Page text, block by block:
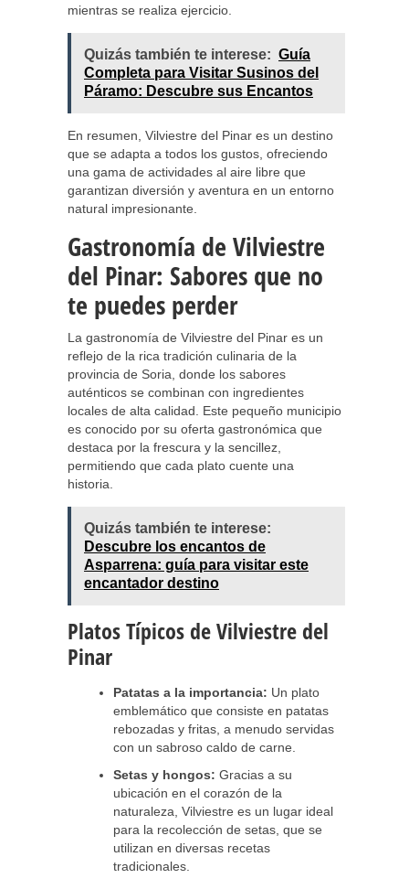
mientras se realiza ejercicio.
Quizás también te interese: Guía
Completa para Visitar Susinos del
Páramo: Descubre sus Encantos
En resumen, Vilviestre del Pinar es un destino
que se adapta a todos los gustos, ofreciendo
una gama de actividades al aire libre que
garantizan diversión y aventura en un entorno
natural impresionante.
Gastronomía de Vilviestre
del Pinar: Sabores que no
te puedes perder
La gastronomía de Vilviestre del Pinar es un
reflejo de la rica tradición culinaria de la
provincia de Soria, donde los sabores
auténticos se combinan con ingredientes
locales de alta calidad. Este pequeño municipio
es conocido por su oferta gastronómica que
destaca por la frescura y la sencillez,
permitiendo que cada plato cuente una
historia.
Quizás también te interese:
Descubre los encantos de
Asparrena: guía para visitar este
encantador destino
Platos Típicos de Vilviestre del
Pinar
Patatas a la importancia: Un plato
emblemático que consiste en patatas
rebozadas y fritas, a menudo servidas
con un sabroso caldo de carne.
Setas y hongos: Gracias a su
ubicación en el corazón de la
naturaleza, Vilviestre es un lugar ideal
para la recolección de setas, que se
utilizan en diversas recetas
tradicionales.